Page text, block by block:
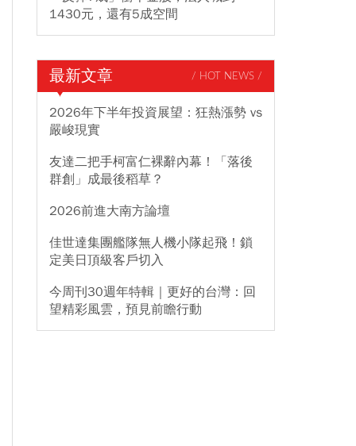
1430元，還有5成空間
最新文章 / HOT NEWS /
2026年下半年投資展望：狂熱漲勢 vs
嚴峻現實
友達二把手柯富仁裸辭內幕！「落後
群創」成最後稻草？
2026前進大南方論壇
佳世達集團艦隊無人機小隊起飛！鎖
定美日頂級客戶切入
今周刊30週年特輯｜更好的台灣：回
望精彩風雲，預見前瞻行動